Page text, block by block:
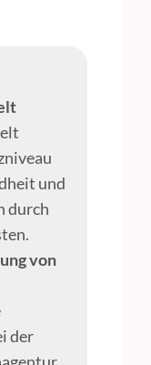
und
durch
von
der